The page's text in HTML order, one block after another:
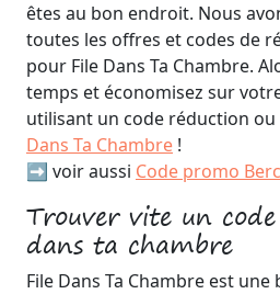
êtes au bon endroit. Nous
toutes les offres et codes de
pour File Dans Ta Chambre.
temps et économisez sur
utilisant un code réduction ou
Dans Ta Chambre !
➡️ voir aussi Code promo
Trouver vite un
dans ta chambre
File Dans Ta Chambre est